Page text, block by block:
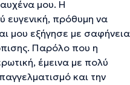
μου. Η
ευγενική, πρόθυμη να
μου εξήγησε με σαφήνεια
Παρόλο που η
έμεινα με πολύ
και την